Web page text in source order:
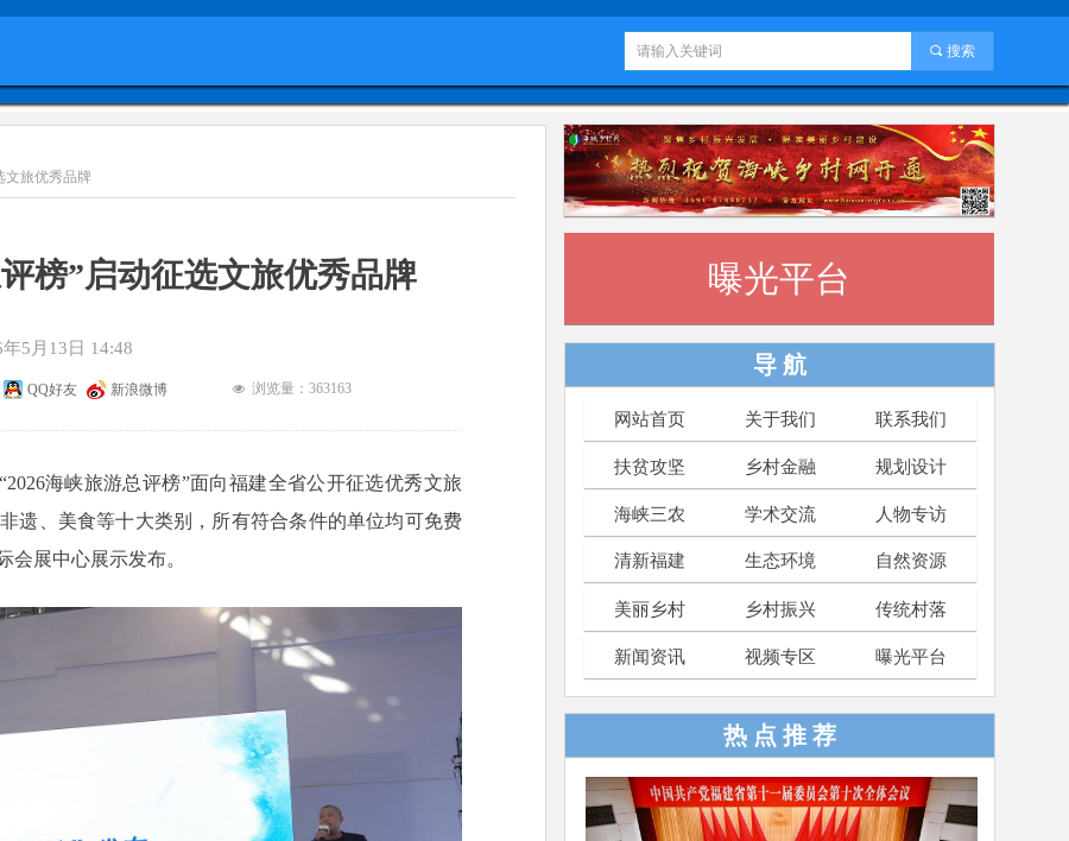
끠 搜索
海峡旅游总评榜”面向福建全省公开征选优秀文旅
遗、美食等十大类别，所有符合条件的单位均可免费
会展中心展示发布。
文旅优秀品牌
榜”启动征选文旅优秀品牌
年5月13日 14:48
QQ好友
新浪微博
넶 浏览量：363163
导 航
扶贫攻坚 乡村金融 规划设计
海峡三农 学术交流 人物专访
清新福建 生态环境 自然资源
网站首页 关于我们 联系我们
美丽乡村 乡村振兴 传统村落
新闻资讯 视频专区 曝光平台
热 点 推 荐
曝光平台